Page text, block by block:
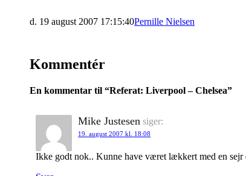
d. 19 august 2007 17:15:40Pernille Nielsen
Kommentér
En kommentar til “Referat: Liverpool – Chelsea”
Mike Justesen siger:
19. august 2007 kl. 18:08
Ikke godt nok.. Kunne have været lækkert med en sejr